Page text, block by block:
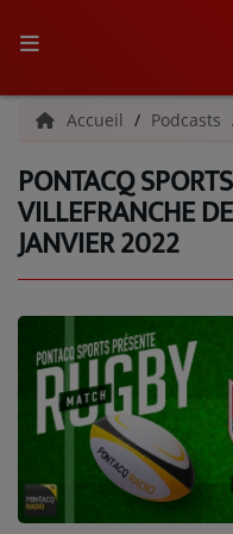
ACCUEIL
RADIO
QUI SOMMES-NOUS ?
L'ÉQUIPE
GRILLE DES PROGRAMMES
C'ÉTAIT QUOI CE TITRE ?
MÉDIAS
PODCASTS - SAISON 2026/
Accueil Podcasts
PONTACQ
VILLEFRANCHE
JANVIER 2022